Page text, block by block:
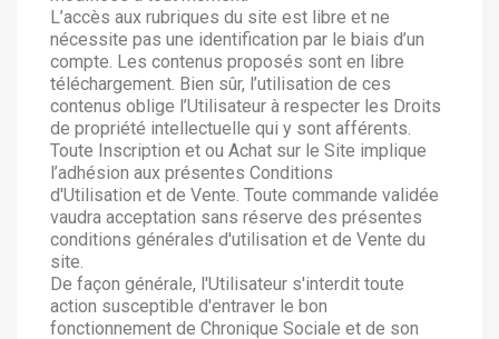
L’accès aux rubriques du site est libre et ne
nécessite pas une identification par le biais d’un
compte. Les contenus proposés sont en libre
téléchargement. Bien sûr, l’utilisation de ces
contenus oblige l’Utilisateur à respecter les Droits
de propriété intellectuelle qui y sont afférents.
Toute Inscription et ou Achat sur le Site implique
l’adhésion aux présentes Conditions
d'Utilisation et de Vente. Toute commande validée
vaudra acceptation sans réserve des présentes
conditions générales d'utilisation et de Vente du
site.
De façon générale, l'Utilisateur s'interdit toute
action susceptible d'entraver le bon
fonctionnement de Chronique Sociale et de son